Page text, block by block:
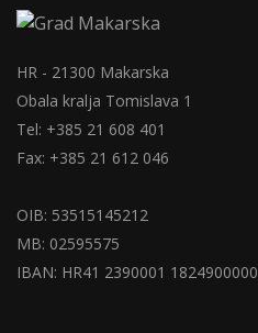
HR - 21300 Makarska
Obala kralja Tomislava 1
Tel: +385 21 608 401
Fax: +385 21 612 046
OIB: 53515145212
MB: 02595575
IBAN: HR41 2390001 1824900000